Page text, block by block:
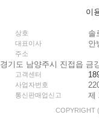
이
상호 솔
대표이사 안
주소
경기도 남양주시 진접읍 금
고객센터
사업자번호
통신판매업신고 제
COPYRIGHT